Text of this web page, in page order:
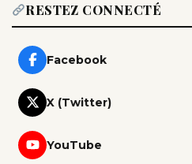
RESTEZ CONNECTÉ
Facebook
X (Twitter)
YouTube